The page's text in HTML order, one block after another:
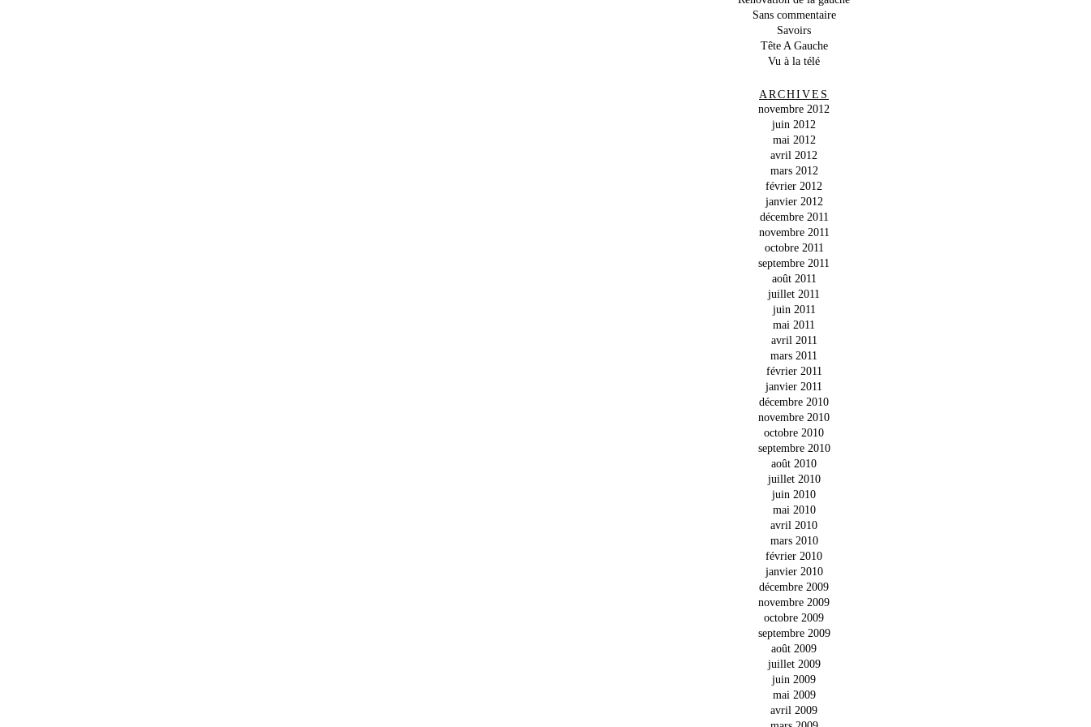
Sans commentaire
Savoirs
Tête A Gauche
Vu à la télé
ARCHIVES
novembre 2012
juin 2012
mai 2012
avril 2012
mars 2012
février 2012
janvier 2012
décembre 2011
novembre 2011
octobre 2011
septembre 2011
août 2011
juillet 2011
juin 2011
mai 2011
avril 2011
mars 2011
février 2011
janvier 2011
décembre 2010
novembre 2010
octobre 2010
septembre 2010
août 2010
juillet 2010
juin 2010
mai 2010
avril 2010
mars 2010
février 2010
janvier 2010
décembre 2009
novembre 2009
octobre 2009
septembre 2009
août 2009
juillet 2009
juin 2009
mai 2009
avril 2009